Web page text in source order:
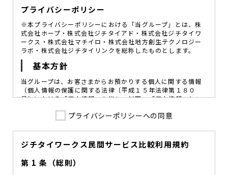
プライバシーポリシー
※本プライバシーポリシーにおける「当グループ」とは、株
式会社ホープ・株式会社ジチタイアド・株式会社ジチタイワ
ークス・株式会社マチイロ・株式会社地方創生テクノロジー
ラボ・株式会社ジチタイリンクを総称したものとします。
基本方針
当グループは、お客さまからお預かりする個人に関する情報
（個人情報の保護に関する法律〔平成１５年法律第１８０
号〕における「個人情報」を指し、以下、「個人情報」とい
図ることが、重要な社会的責務であると考えております。
を定め、役員及び従業員に個人情報保護の重要性の認識と取
組みを徹底させることによって、個人情報の適切な取り扱い
に努めてまいります。
プライバシーポリシーへの同意
ジチタイワークス民間サービス比較利用規約
第 1 条（総則）